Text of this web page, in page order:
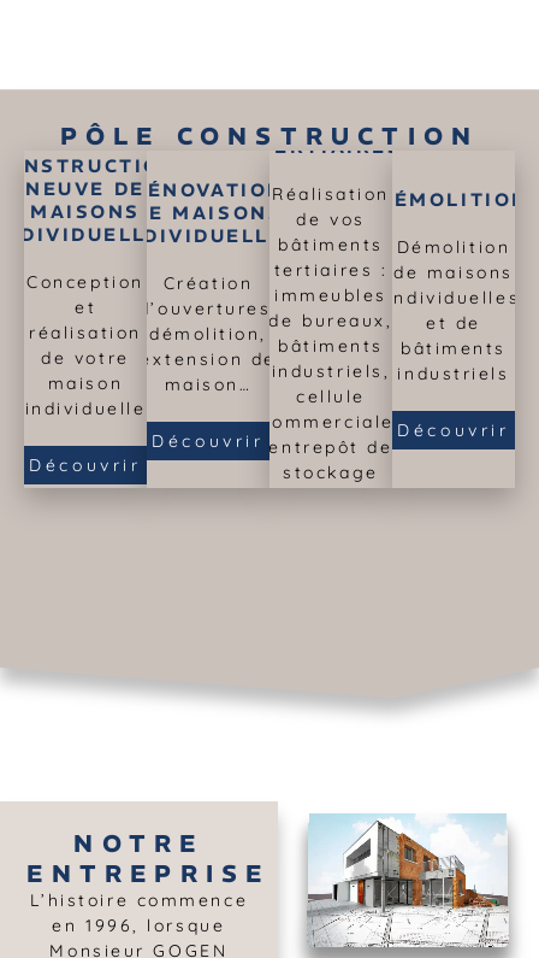
PÔLE CONSTRUCTION
NEUVE DE
MAISONS
Découvrir
NEUVE DE
MAISONS
Conception
et
réalisation
de votre
maison
individuelle
Découvrir
RÉNOVATION
DE MAISONS
INDIVIDUELLES
Découvrir
RÉNOVATION
DE MAISONS
INDIVIDUELLES
Création
d’ouvertures,
démolition,
extension de
maison…
Découvrir
CONSTRUCTION
DE BÂTIMENTS
TERTIAIRES
Découvrir
DE BÂTIMENTS
TERTIAIRES
Réalisation
de vos
bâtiments
tertiaires :
immeubles
de bureaux,
bâtiments
industriels,
cellule
commerciale,
entrepôt de
stockage
DÉMOLITION
Découvrir
DÉMOLITION
Démolition
de maisons
individuelles
et de
bâtiments
industriels
Découvrir
NOTRE
ENTREPRISE
L’histoire commence
en 1996, lorsque
Monsieur GOGEN